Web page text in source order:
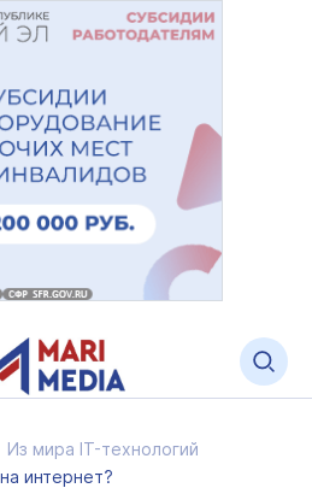
Из мира IT-технологий
интернет?